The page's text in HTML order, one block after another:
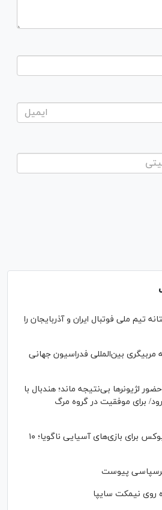
تیم ملی فوتبال ایران و آذربایجان را
مربیگری بین‌المللی فدراسیون جهانی
لژیونر‌ها بی‌نتیجه ماند؛ هندبال با
برای موفقیت در گروه مرگ
آغاز اردوی تیم ملی بوکس برای بازی‌های آسیایی ناگویا؛ ۱۰
پیوست
روی نیمکت سایپا